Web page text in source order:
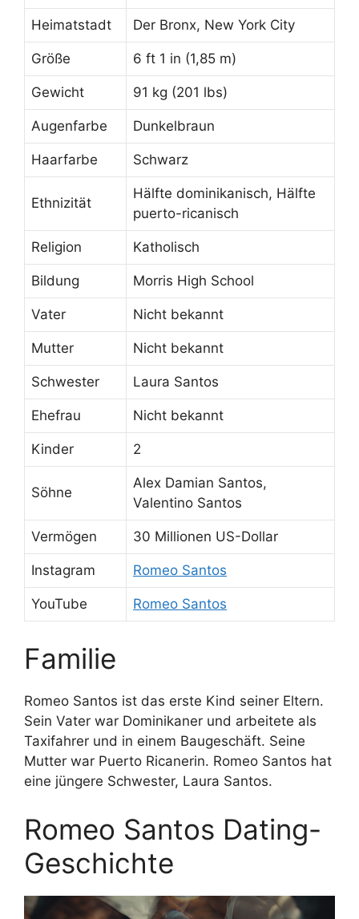
Heimatstadt Der Bronx, New York City
Größe 6 ft 1 in (1,85 m)
Gewicht 91 kg (201 lbs)
Augenfarbe Dunkelbraun
Haarfarbe Schwarz
Ethnizität
Hälfte dominikanisch, Hälfte
puerto-ricanisch
Religion Katholisch
Bildung Morris High School
Vater Nicht bekannt
Mutter Nicht bekannt
Schwester Laura Santos
Ehefrau Nicht bekannt
Kinder 2
Söhne
Alex Damian Santos,
Valentino Santos
Vermögen 30 Millionen US-Dollar
Instagram Romeo Santos
YouTube Romeo Santos
Familie
Romeo Santos ist das erste Kind seiner Eltern.
Sein Vater war Dominikaner und arbeitete als
Taxifahrer und in einem Baugeschäft. Seine
Mutter war Puerto Ricanerin. Romeo Santos hat
eine jüngere Schwester, Laura Santos.
Romeo Santos Dating-
Geschichte